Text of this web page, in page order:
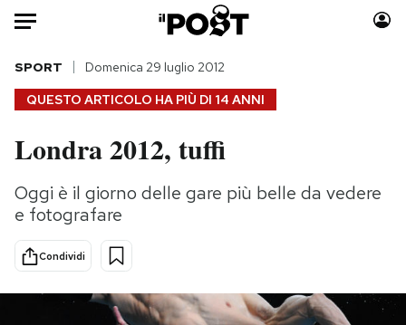
Auto
HOME
Italia
Politica
Tecnologia
Internet
Cultura
Consumismi
Europa
QUESTO ARTICOLO HA PIÙ DI 14 ANNI
SPORT Domenica 29 luglio 2012
Londra 2012, tuffi
Oggi è il giorno delle gare più belle da vedere
e fotografare
Condividi